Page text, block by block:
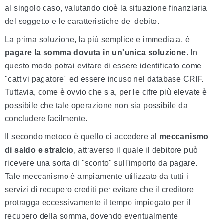
al singolo caso, valutando cioè la situazione finanziaria
del soggetto e le caratteristiche del debito.
La prima soluzione, la più semplice e immediata, è
pagare la somma dovuta in un'unica soluzione. In
questo modo potrai evitare di essere identificato come
"cattivi pagatore" ed essere incuso nel database CRIF.
Tuttavia, come è ovvio che sia, per le cifre più elevate è
possibile che tale operazione non sia possibile da
concludere facilmente.
Il secondo metodo è quello di accedere al meccanismo
di saldo e stralcio, attraverso il quale il debitore può
ricevere una sorta di "sconto" sull'importo da pagare.
Tale meccanismo è ampiamente utilizzato da tutti i
servizi di recupero crediti per evitare che il creditore
protragga eccessivamente il tempo impiegato per il
recupero della somma, dovendo eventualmente